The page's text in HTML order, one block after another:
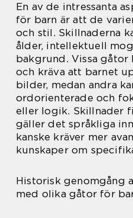
En av de intressanta
för barn är att de
och stil. Skillnaderna
ålder, intellektuell
bakgrund. Vissa gåtor
och kräva att barnet
bilder, medan andra
ordorienterade och
eller logik. Skillnader
gäller det språkliga
kanske kräver mer
kunskaper om
Historisk genomgång
med olika gåtor för